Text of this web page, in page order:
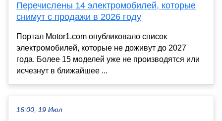
Перечислены 14 электромобилей, которые
снимут с продажи в 2026 году
Портал Motor1.com опубликовало список
электромобилей, которые не доживут до 2027
года. Более 15 моделей уже не производятся или
исчезнут в ближайшее ...
16:00, 19 Июл